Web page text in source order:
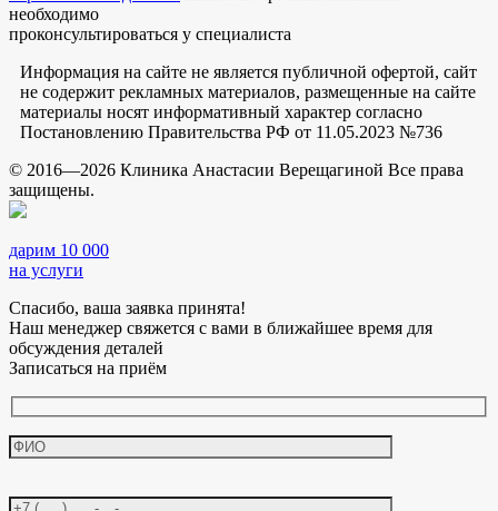
необходимо
проконсультироваться у специалиста
Информация на сайте не является публичной офертой, сайт
не содержит рекламных материалов, размещенные на сайте
материалы носят информативный характер согласно
Постановлению Правительства РФ от 11.05.2023 №736
© 2016—2026 Клиника Анастасии Верещагиной Все права
защищены.
дарим 10 000
на услуги
Спасибо, ваша заявка принята!
Наш менеджер свяжется с вами в ближайшее время для
обсуждения деталей
Записаться на приём